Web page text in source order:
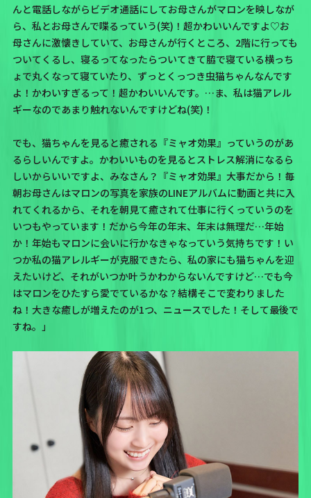
んと電話しながらビデオ通話にしてお母さんがマロンを映しなが
ら、私とお母さんで喋るっていう(笑)！超かわいいんですよ♡お
母さんに激懐きしていて、お母さんが行くところ、2階に行っても
ついてくるし、寝るってなったらついてきて脇で寝ている横っち
ょで丸くなって寝ていたり、ずっとくっつき虫猫ちゃんなんです
よ！ かわいすぎるって！超かわいいんです。…ま、私は猫アレル
ギーなのであまり触れないんですけどね(笑)！
でも、 猫ちゃんを見ると癒される『ミャオ効果』 っていうのがあ
るらしいんですよ。かわいいものを見るとストレス解消になるら
しいからいいですよ、みなさん？『ミャオ効果』大事だから！毎
朝お母さんはマロンの写真を家族のLINEアルバムに動画と共に入
れてくれるから、それを朝見て癒されて仕事に行くっていうのを
いつもやっています！だから今年の年末、年末は無理だ…年始
か！年始もマロンに会いに行かなきゃなっていう気持ちです！い
つか私の猫アレルギーが克服できたら、私の家にも猫ちゃんを迎
えたいけど、それがいつか叶うかわからないんですけど…でも今
はマロンをひたすら愛でているかな？結構そこで変わりました
ね！大きな癒しが増えたのが1つ、ニュースでした！そして最後で
すね。」